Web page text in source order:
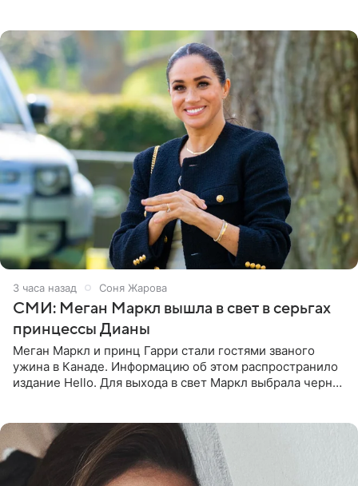
3 часа назад Соня Жарова
СМИ: Меган Маркл вышла в свет в серьгах
принцессы Дианы
Меган Маркл и принц Гарри стали гостями званого
ужина в Канаде. Информацию об этом распространило
издание Hello. Для выхода в свет Маркл выбрала черное